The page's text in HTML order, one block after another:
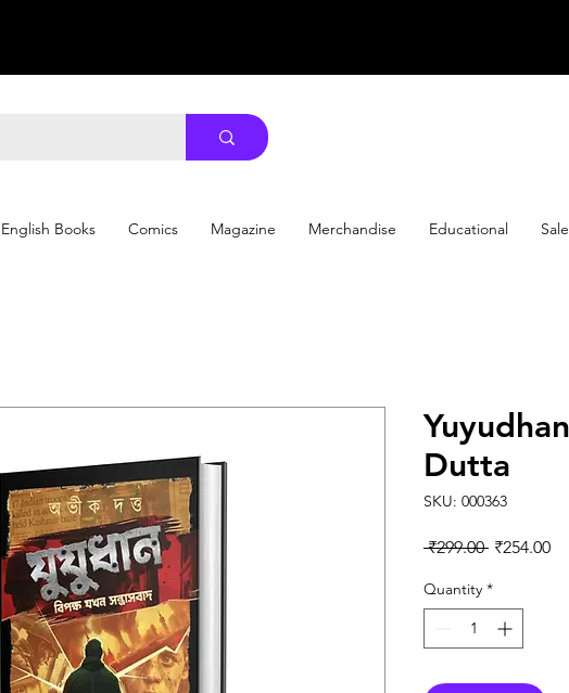
English Books Comics Magazine Merchandise Educational Sale
Dutta
SKU: 000363
₹299.00 Regular
₹254.00
Quantity *